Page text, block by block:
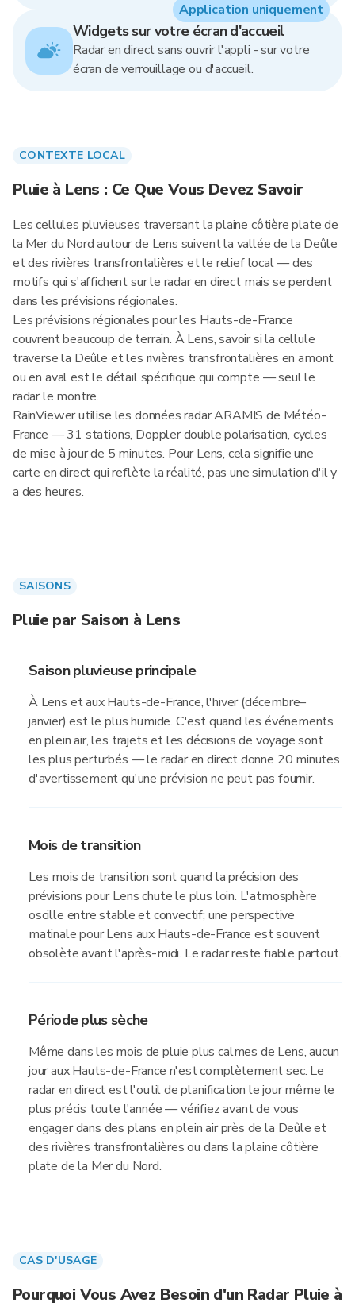
Widgets sur votre écran d'accueil
Radar en direct sans ouvrir l'appli - sur votre
écran de verrouillage ou d'accueil.
Application uniquement
CONTEXTE LOCAL
Pluie à Lens : Ce Que Vous Devez Savoir
Les cellules pluvieuses traversant la plaine côtière plate de
la Mer du Nord autour de Lens suivent la vallée de la Deûle
et des rivières transfrontalières et le relief local — des
motifs qui s'affichent sur le radar en direct mais se perdent
dans les prévisions régionales.
Les prévisions régionales pour les Hauts-de-France
couvrent beaucoup de terrain. À Lens, savoir si la cellule
traverse la Deûle et les rivières transfrontalières en amont
ou en aval est le détail spécifique qui compte — seul le
radar le montre.
RainViewer utilise les données radar ARAMIS de Météo-
France — 31 stations, Doppler double polarisation, cycles
de mise à jour de 5 minutes. Pour Lens, cela signifie une
carte en direct qui reflète la réalité, pas une simulation d'il y
a des heures.
SAISONS
Pluie par Saison à Lens
Saison pluvieuse principale
À Lens et aux Hauts-de-France, l'hiver (décembre–
janvier) est le plus humide. C'est quand les événements
en plein air, les trajets et les décisions de voyage sont
les plus perturbés — le radar en direct donne 20 minutes
d'avertissement qu'une prévision ne peut pas fournir.
Mois de transition
Les mois de transition sont quand la précision des
prévisions pour Lens chute le plus loin. L'atmosphère
oscille entre stable et convectif; une perspective
matinale pour Lens aux Hauts-de-France est souvent
obsolète avant l'après-midi. Le radar reste fiable partout.
Période plus sèche
Même dans les mois de pluie plus calmes de Lens, aucun
jour aux Hauts-de-France n'est complètement sec. Le
radar en direct est l'outil de planification le jour même le
plus précis toute l'année — vérifiez avant de vous
engager dans des plans en plein air près de la Deûle et
des rivières transfrontalières ou dans la plaine côtière
plate de la Mer du Nord.
CAS D'USAGE
Pourquoi Vous Avez Besoin d'un Radar Pluie à